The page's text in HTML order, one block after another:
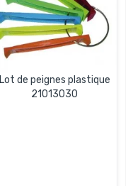
Lot de peignes plastique
21013030